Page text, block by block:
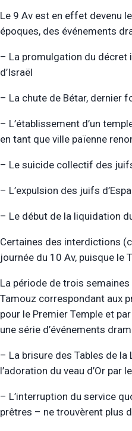
Le 9 Av est en effet devenu
époques, des événements
– La promulgation du décret
d’Israël
– La chute de Bétar, dernier
– L’établissement d’un
en tant que ville païenne
– Le suicide collectif des
– L’expulsion des juifs
– Le début de la liquidation
Certaines des interdictions
journée du 10 Av, puisque le
La période de trois
Tamouz correspondant aux
pour le Premier Temple et
une série d’événements
– La brisure des Tables de
l’adoration du veau d’Or par
– L’interruption du service
prêtres – ne trouvèrent plus